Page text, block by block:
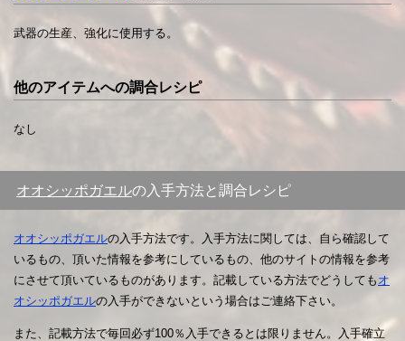
武器の生産、強化に使用する。
他のアイテムへの調合レシピ
なし
オオシッポガエルの入手方法と調合レシピ
オオシッポガエルの入手方法です。入手方法に関しては、自ら確認して
いるもの、頂いた情報を参考にしているもの、他のサイトの情報を参考
にさせて頂いているものがあります。記載している方法でどうしても オ
オシッポガエルの入手ができないという場合はご連絡下さい。
また、記載方法で毎回必ず100％入手できるとは限りません。入手確立